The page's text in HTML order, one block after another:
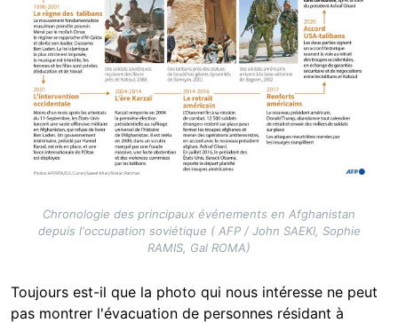
Chronologie des principaux événements en Afghanistan
depuis l'occupation soviétique ( AFP / John SAEKI, Sophie
RAMIS, Gal ROMA)
Toujours est-il que la photo qui nous intéresse ne peut
pas montrer l'évacuation de personnes résidant à